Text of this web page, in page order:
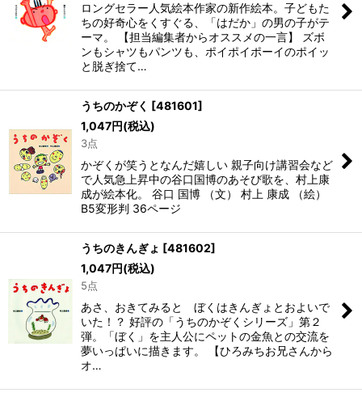
ロングセラー人気絵本作家の新作絵本。子どもた
ちの好奇心をくすぐる、「はだか」の男の子がテ
ーマ。 【担当編集者からオススメの一言】 ズボ
ンもシャツもパンツも、ポイポイポーイのポイッ
と脱ぎ捨て…
うちのかぞく [481601]
1,047円(税込)
3点
かぞくが笑うとなんだ嬉しい 親子向け講習会など
で人気急上昇中の谷口国博のあそび歌を、村上康
成が絵本化。 谷口 国博 （文） 村上 康成 （絵）
B5変形判 36ページ
うちのきんぎょ [481602]
1,047円(税込)
5点
あさ、おきてみると ぼくはきんぎょとおよいで
いた！？ 好評の「うちのかぞくシリーズ」第２
弾。「ぼく」を主人公にペットの金魚との交流を
夢いっぱいに描きます。 【ひろみちお兄さんから
オ…